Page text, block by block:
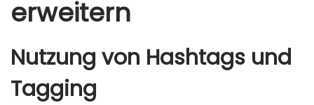
erweitern
Nutzung von Hashtags und
Tagging